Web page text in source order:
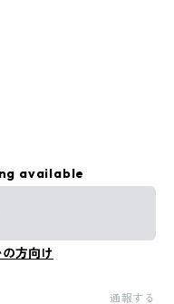
available
方向け
通報する